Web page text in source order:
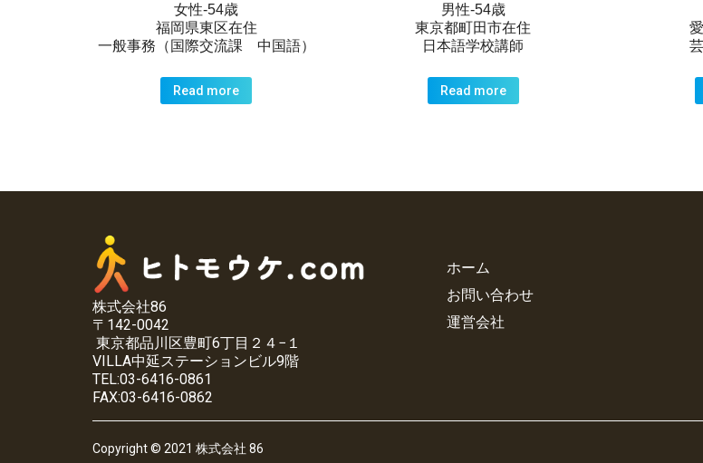
女性-54歳
福岡県東区在住
一般事務（国際交流課 中国語）
Read more
男性-54歳
東京都町田市在住
日本語学校講師
Read more
株式会社86
〒142-0042
東京都品川区豊町6丁目２４−１
VILLA中延ステーションビル9階
TEL:03-6416-0861
FAX:03-6416-0862
ホーム
お問い合わせ
運営会社
Copyright © 2021 株式会社 86